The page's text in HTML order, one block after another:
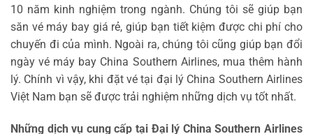
10 năm kinh nghiệm trong ngành. Chúng tôi sẽ giúp bạn
săn vé máy bay giá rẻ, giúp bạn tiết kiệm được chi phí cho
chuyến đi của mình. Ngoài ra, chúng tôi cũng giúp bạn đổi
ngày vé máy bay China Southern Airlines, mua thêm hành
lý. Chính vì vậy, khi đặt vé tại đại lý China Southern Airlines
Việt Nam bạn sẽ được trải nghiệm những dịch vụ tốt nhất.
Những dịch vụ cung cấp tại Đại lý China Southern Airlines